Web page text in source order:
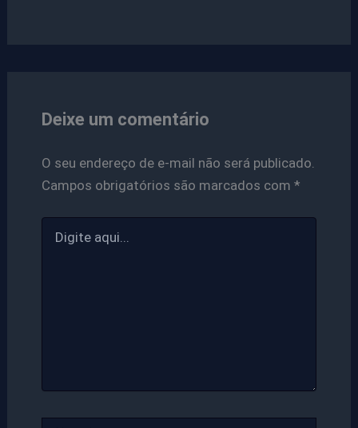
Deixe um comentário
O seu endereço de e-mail não será publicado.
Campos obrigatórios são marcados com *
aqui...